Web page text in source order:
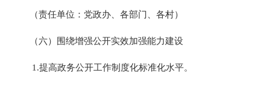
（责任单位：党政办、各部门、各村）
（六）围绕增强公开实效加强能力建设
1.提高政务公开工作制度化标准化水平。